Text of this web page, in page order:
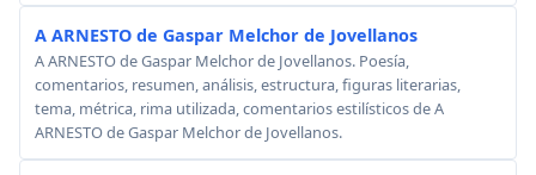
A ARNESTO de Gaspar Melchor de Jovellanos
A ARNESTO de Gaspar Melchor de Jovellanos. Poesía,
comentarios, resumen, análisis, estructura, figuras literarias,
tema, métrica, rima utilizada, comentarios estilísticos de A
ARNESTO de Gaspar Melchor de Jovellanos.